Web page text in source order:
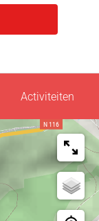
Activiteiten